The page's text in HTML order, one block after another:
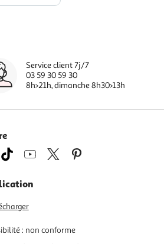
Service client 7j/7
03 59 30 59 30
8h>21h, dimanche 8h30>13h
: non conforme